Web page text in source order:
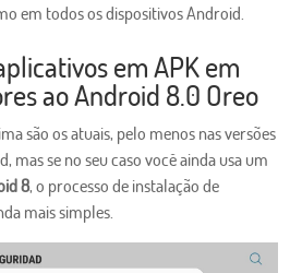
em todos os dispositivos Android.
em APK em
ao Android 8.0 Oreo
são os atuais, pelo menos nas versões
mas se no seu caso você ainda usa um
8, o processo de instalação de
mais simples.